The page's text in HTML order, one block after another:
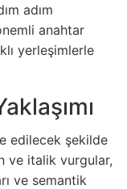
adım
anahtar
yerleşimlerle
edilecek şekilde
ve italik vurgular,
ve semantik